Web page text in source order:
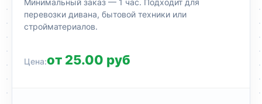
Минимальный заказ — 1 час. Подходит для
перевозки дивана, бытовой техники или
стройматериалов.
от 25.00 руб